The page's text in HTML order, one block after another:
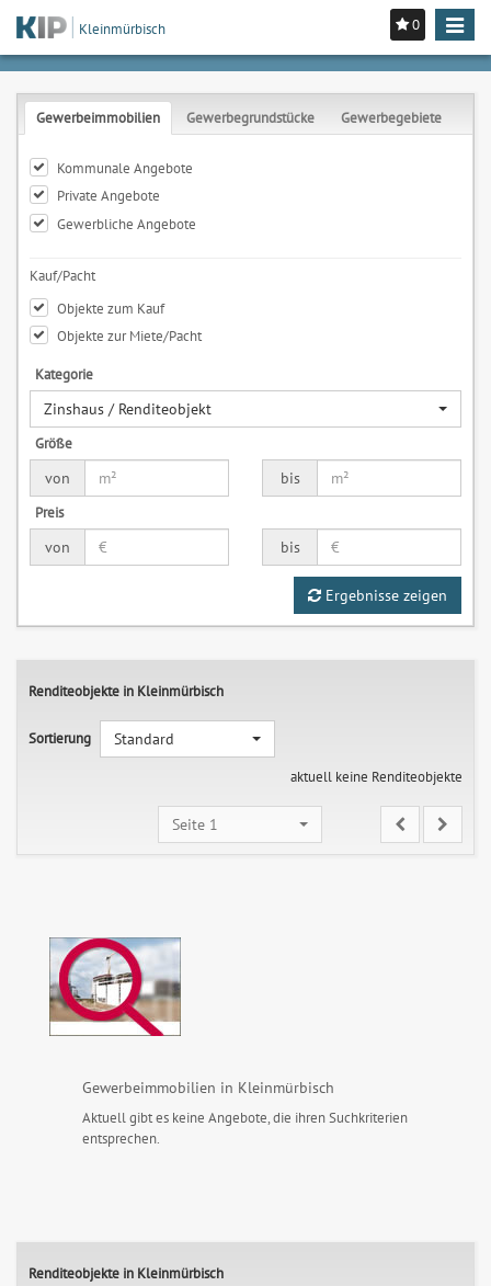
0
Toggle
Kleinmürbisch
Gewerbeimmobilien Gewerbegrundstücke Gewerbegebiete
Kommunale Angebote
Private Angebote
Gewerbliche Angebote
Kauf/Pacht
Objekte zum Kauf
Objekte zur Miete/Pacht
Kategorie
Zinshaus / Renditeobjekt
Größe
von
bis
Preis
von
bis
Ergebnisse zeigen
Renditeobjekte in Kleinmürbisch
Sortierung
Standard
aktuell keine Renditeobjekte
Seite 1
Gewerbeimmobilien in Kleinmürbisch
Aktuell gibt es keine Angebote, die ihren Suchkriterien
entsprechen.
Renditeobjekte in Kleinmürbisch